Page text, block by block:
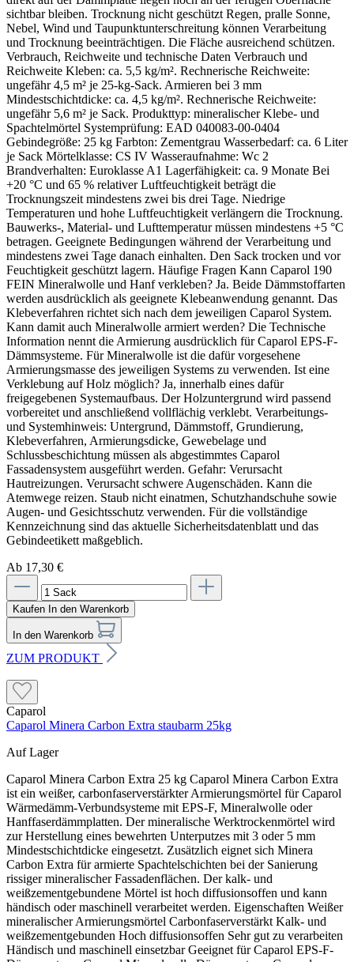
sichtbar bleiben. Trocknung nicht geschützt Regen, pralle Sonne,
Nebel, Wind und Taupunktunterschreitung können Verarbeitung
und Trocknung beeinträchtigen. Die Fläche ausreichend schützen.
Verbrauch, Reichweite und technische Daten Verbrauch und
Reichweite Kleben: ca. 5,5 kg/m². Rechnerische Reichweite:
ungefähr 4,5 m² je 25-kg-Sack. Armieren bei 3 mm
Mindestschichtdicke: ca. 4,5 kg/m². Rechnerische Reichweite:
ungefähr 5,6 m² je Sack. Produkttyp: mineralischer Klebe- und
Spachtelmörtel Systemprüfung: EAD 040083-00-0404
Gebindegröße: 25 kg Farbton: Zementgrau Wasserbedarf: ca. 6 Liter
je Sack Mörtelklasse: CS IV Wasseraufnahme: Wc 2
Brandverhalten: Euroklasse A1 Lagerfähigkeit: ca. 9 Monate Bei
+20 °C und 65 % relativer Luftfeuchtigkeit beträgt die
Trocknungszeit mindestens zwei bis drei Tage. Niedrige
Temperaturen und hohe Luftfeuchtigkeit verlängern die Trocknung.
Bauwerks-, Material- und Lufttemperatur müssen mindestens +5 °C
betragen. Geeignete Bedingungen während der Verarbeitung und
mindestens zwei Tage danach einhalten. Den Sack trocken und vor
Feuchtigkeit geschützt lagern. Häufige Fragen Kann Caparol 190
FEIN Mineralwolle und Hanf verkleben? Ja. Beide Dämmstoffarten
werden ausdrücklich als geeignete Klebeanwendung genannt. Das
Klebeverfahren richtet sich nach dem jeweiligen Caparol System.
Kann damit auch Mineralwolle armiert werden? Die Technische
Information nennt die Armierung ausdrücklich für Caparol EPS-F-
Dämmsysteme. Für Mineralwolle ist die dafür vorgesehene
Armierungsmasse des jeweiligen Systems zu verwenden. Ist eine
Verklebung auf Holz möglich? Ja, innerhalb eines dafür
freigegebenen Systemaufbaus. Der Holzuntergrund wird passend
vorbereitet und anschließend vollflächig verklebt. Verarbeitungs-
und Systemhinweis: Untergrund, Dämmstoff, Grundierung,
Klebeverfahren, Armierungsdicke, Gewebelage und
Schlussbeschichtung müssen als abgestimmtes Caparol
Fassadensystem ausgeführt werden. Gefahr: Verursacht
Hautreizungen. Verursacht schwere Augenschäden. Kann die
Atemwege reizen. Staub nicht einatmen, Schutzhandschuhe sowie
Augen- und Gesichtsschutz verwenden. Für die vollständige
Kennzeichnung sind das aktuelle Sicherheitsdatenblatt und das
Gebindeetikett maßgeblich.
Ab 17,30 €
Kaufen In den Warenkorb
In den Warenkorb
ZUM PRODUKT
Caparol
Caparol Minera Carbon Extra staubarm 25kg
Auf Lager
Caparol Minera Carbon Extra 25 kg Caparol Minera Carbon Extra ist ein weißer, carbonfaserverstärkter Armierungsmörtel für Caparol Wärmedämm-Verbundsysteme mit EPS-F, Mineralwolle oder Hanffaserdämmplatten. Der mineralische Werktrockenmörtel wird zur Herstellung eines bewehrten Unterputzes mit 3 oder 5 mm Mindestschichtdicke eingesetzt. Zusätzlich eignet sich Minera Carbon Extra für armierte Spachtelschichten bei der Sanierung rissiger mineralischer Fassadenflächen. Der kalk- und weißzementgebundene Mörtel ist hoch diffusionsoffen und kann händisch oder maschinell verarbeitet werden. Eigenschaften Weißer mineralischer Armierungsmörtel Carbonfaserverstärkt Kalk- und weißzementgebunden Hoch diffusionsoffen Sehr gut zu verarbeiten Händisch und maschinell einsetzbar Geeignet für Caparol EPS-F-Dämmsysteme Caparol Mineralwolle-Dämmsysteme Caparol Hanffaser-Dämmsysteme Armierte Unterputze mit 3 oder 5 mm Unverputztes mineralisches Mauerwerk Rissige mineralische Fassadenflächen Nicht dafür vorgesehen Verklebung von Dämmplatten Organische Altanstriche Feuchte oder nicht tragfähige Untergründe Lose oder abblätternde Putzschichten Waagrechte Flächen mit Wasserbelastung Verarbeitung ohne geeigneten Witterungsschutz Minera Carbon Extra ist eine Armierungsmasse und kein Dämmplattenkleber: Die aktuelle Technische Information beschreibt ausschließlich die Herstellung armierter Unterputze und bewehrter Spachtelschichten. Für die Verklebung der Dämmplatten muss der zum jeweiligen Caparol Dämmsystem gehörende Klebemörtel verwendet werden. Was macht Caparol Minera Carbon Extra besonders? Carbonfaserverstärkt Die Carbonfasern unterstützen die mechanische Belastbarkeit der bewehrten Spachtel- und Armierungsschicht. Für mehrere Dämmstoffsysteme Der Armierungsmörtel ist innerhalb geprüfter Caparol Systeme für EPS-F-, Mineralwolle- und Hanffaserdämmplatten vorgesehen. Auch für Fassadensanierungen Auf geeigneten rissigen mineralischen Untergründen kann eine vollflächig bewehrte Spachtelschicht hergestellt werden. Passt der Armierungsmörtel zu deinem Projekt? Das Produkt passt, wenn … ein Caparol EPS-, Mineralwolle- oder Hanfsystem armiert wird eine 3 oder 5 mm starke Armierung vorgesehen ist ein weißer mineralischer Unterputz gewünscht ist eine bewehrte Fassadensanierung ausgeführt wird händische oder maschinelle Verarbeitung geplant ist Zuerst genauer prüfen, wenn … Dämmplatten zusätzlich verklebt werden müssen organische Altbeschichtungen vorhanden sind der Untergrund absandet oder Hohlstellen besitzt Rissursache und Tragfähigkeit nicht bekannt sind Schichtdicke oder Gewebelage nicht festgelegt wurden Untergrund vorbereiten Der Untergrund muss trocken, sauber, tragfähig und frei von losen Anstrich- oder Putzresten sein. Schadhafte und abblätternde mineralische Beschichtungen sowie Strukturputze weitgehend entfernen. Putzhohlstellen abschlagen und mit einem geeigneten Mörtel flächenbündig ausbessern. Absandende oder mehlige mineralische Flächen bis zur festen Substanz reinigen und mit Caparol Primalon Tiefgrund LF grundieren. Organische Anstriche müssen vollständig entfernt werden. Tragfähige mineralische Altbeschichtungen vor der Spachtelung aufrauen, um die Haftung zu verbessern. Mörtel richtig anmischen Ungefähr 7 Liter sauberes, kaltes Wasser in einem geeigneten Mischgefäß vorlegen. Den vollständigen Sackinhalt mit einem langsam laufenden Rührwerk klumpenfrei anmischen. Den Mörtel ungefähr zehn Minuten reifen lassen. Anschließend nochmals gründlich durchrühren und die Konsistenz bei Bedarf mit wenig Wasser nachstellen. Bereits angesteiftes Material nicht erneut mit Wasser verdünnen oder wieder verarbeitbar machen. Armierungsschicht richtig ausführen Versätze an Dämmplattenstößen abschleifen und den Schleifstaub vollständig entfernen. Größere Unebenheiten zuvor ausgleichen. Kantenschutzprofile und erforderliche Diagonalarmierungen an Fassadenöffnungen anbringen. Minera Carbon Extra in Gewebebahnbreite mit ungefähr zwei Dritteln der vorgesehenen Gesamtschichtdicke aufziehen. Caparol Glasgewebe faltenfrei mit mindestens 10 cm Überlappung in den frischen Mörtel eindrücken. Nass in nass vollständig überspachteln, bis das Glasgewebe vollflächig abgedeckt ist. Armierung mit 3 mm Bei 3 mm Mindestschichtdicke muss das Caparol Glasgewebe mittig in der Armierungsschicht liegen. Armierung mit 5 mm Bei 5 mm Mindestschichtdicke muss das Gewebe mit ungefähr einem Drittel der Gesamtschichtdicke überdeckt sein. Typische Fehler vermeiden Als Klebemörtel verwendet Die Technische Information beschreibt Minera Carbon Extra als Armierungsmörtel. Die Dämmplattenverklebung benötigt einen separat freigegebenen Caparol Kleber. Gewebe falsch positioniert Das Glasgewebe darf weder direkt am Dämmstoff liegen noch an der Oberfläche sichtbar bleiben. Seine Lage richtet sich nach der Gesamtschichtdicke. Ausgleichsschicht noch feucht Eine vorhandene Ausgleichsspachtelung muss vollständig durchgetrocknet sein, bevor die eigentliche Armierungsschicht aufgetragen wird. Verbrauch, Reichweite und Trocknung Armierung mit 3 mm Richtverbrauch: ca. 4,5 kg/m². Ein 25-kg-Sack reicht rechnerisch für ungefähr 5,6 m². Armierung mit 5 mm Richtverbrauch: ca. 7,5 kg/m². Ein 25-kg-Sack reicht rechnerisch für ungefähr 3,3 m². Die Verbrauchswerte sind Richtwerte. Untergrundebenheit, tatsächliche Schichtdicke und Verarbeitung können den Bedarf verändern. Den exakten Verbrauch über eine Probefläche ermitteln. Bei +20 °C und 65 % relativer Luftfeuchtigkeit beträgt die Trockenzeit mindestens zwei bis drei Tage. Niedrige Temperaturen und hohe Luftfeuchtigkeit verlängern die Trocknung. Technische Daten Produkttyp: mineralischer Armierungsmörtel Bindemittel: Kalk und Weißzement Farbton: Weiß Gebindegröße: 25 kg Systemprüfung: EAD 040083-00-0404 Mörtelklasse: CS IV Festmörtelrohdichte: ca. 1,40 g/cm³ Haftzugfestigkeit: mindestens 0,50 N/mm² Wasseraufnahme: Klasse Wc 2 Wasserdampfdurchlässigkeit µ: ca. 50 Brandverhalten: Euroklasse A2-s1, d0 Wasserbedarf: ca. 7 Liter je Sack Bauwerks-, Material- und Lufttemperatur müssen während der Verarbeitung mindestens +5 °C betragen. Die Fläche bei Sonne, Regen, Nebel, Wind, Taupunktunterschreitung und drohendem Nachtfrost ausreichend schützen. Geeignete Bedingungen mindestens zwei Tage nach dem Auftrag einhalten. Den Sack trocken und vor Feuchtigkeit geschützt lagern. Originalverschlossen ist das Produkt ungefähr zwölf Monate lagerfähig. Werkzeuge unmittelbar nach Gebrauch mit Wasser reinigen. Häufige Fragen Kann Caparol Minera Carbon Extra zum Kleben verwendet werden? Die aktuelle Technische Information beschreibt das Produkt ausschließlich als Armierungsmörtel. Für die Dämmplattenverklebung ist der passende Kleber des jeweiligen Caparol Systems erforderlich. Für welche Dämmstoffe ist der Armierungsmörtel geeignet? Für EPS-F-, Mineralwolle- und Hanffaserdämmplatten innerhalb der dafür geprüften Caparol Wärmedämm-Verbundsysteme. Wie dick wird die Armierung ausgeführt? Je nach System beträgt die Mindestschichtdicke 3 oder 5 mm. Die Lage des Glasgewebes muss an die jeweilige Schichtdicke angepasst werden. Verarbeitungs- und Systemhinweis: Dämmstoff, Untergrund, Ausgleichsschicht, Armierungsdicke, Glasgewebelage und Schlussbeschichtung müssen als abgestimmtes Caparol Fassadensystem ausgeführt werden. Minera Carbon Extra nicht mit anderen Produkten vermischen. Mineralische Trockenmörtel können nach dem Anmischen alkalisch reagieren. Für Arbeitsschutz und Gefahrenkennzeichnung sin